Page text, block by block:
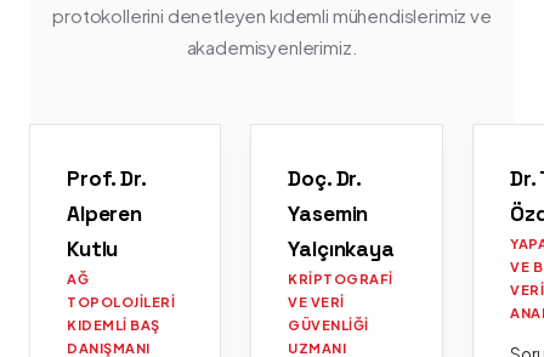
protokollerini denetleyen kıdemli mühendislerimiz ve
akademisyenlerimiz.
Prof. Dr.
Alperen
Kutlu
AĞ
TOPOLOJILERI
KIDEMLI BAŞ
DANIŞMANI
Doç. Dr.
Yasemin
Yalçınkaya
KRIPTOGRAFI
VE VERI
GÜVENLIĞI
UZMANI
Dr.
VE
VERI